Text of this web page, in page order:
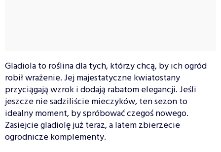
Gladiola to roślina dla tych, którzy chcą, by ich ogród
robił wrażenie. Jej majestatyczne kwiatostany
przyciągają wzrok i dodają rabatom elegancji. Jeśli
jeszcze nie sadziliście mieczyków, ten sezon to
idealny moment, by spróbować czegoś nowego.
Zasiejcie gladiolę już teraz, a latem zbierzecie
ogrodnicze komplementy.